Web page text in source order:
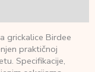
grickalice Birdee
praktičnoj
Specifikacije,